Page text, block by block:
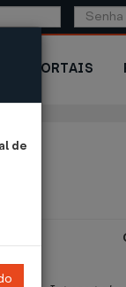
PORTAIS
de